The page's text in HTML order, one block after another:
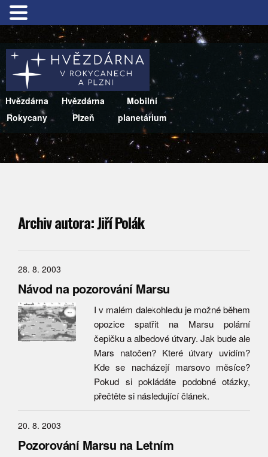
Hvězdárna
Rokycany
Hvězdárna
Plzeň
Mobilní
planetárium
Archiv autora:Jiří Polák
28. 8. 2003
Návod na pozorování Marsu
I v malém dalekohledu je možné během
opozice spatřit na Marsu polární
čepičku a albedové útvary. Jak bude ale
Mars natočen? Které útvary uvidím?
Kde se nacházejí marsovo měsíce?
Pokud si pokládáte podobné otázky,
přečtěte si následující článek.
20. 8. 2003
Pozorování Marsu na Letním